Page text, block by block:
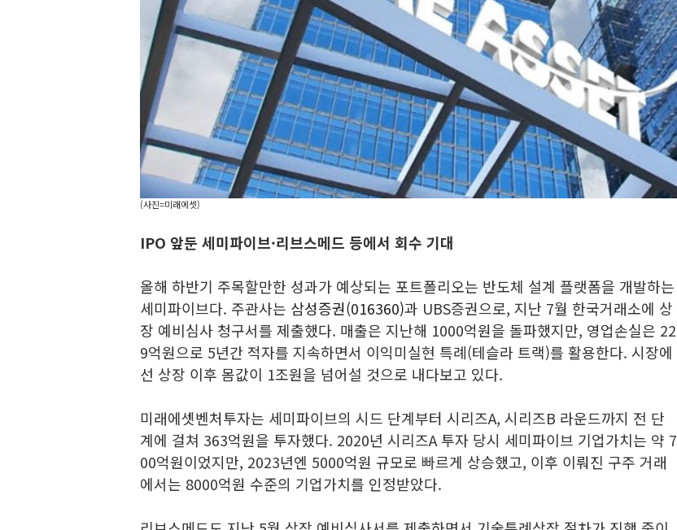
(사진=미래에셋)
IPO 앞둔 세미파이브·리브스메드 등에서 회수 기대
올해 하반기 주목할만한 성과가 예상되는 포트폴리오는 반도체 설계 플랫폼을 개발하는
세미파이브다. 주관사는 삼성증권(016360)과 UBS증권으로, 지난 7월 한국거래소에 상
장 예비심사 청구서를 제출했다. 매출은 지난해 1000억원을 돌파했지만, 영업손실은 22
9억원으로 5년간 적자를 지속하면서 이익미실현 특례(테슬라 트랙)를 활용한다. 시장에
선 상장 이후 몸값이 1조원을 넘어설 것으로 내다보고 있다.
미래에셋벤처투자는 세미파이브의 시드 단계부터 시리즈A, 시리즈B 라운드까지 전 단
계에 걸쳐 363억원을 투자했다. 2020년 시리즈A 투자 당시 세미파이브 기업가치는 약 7
00억원이었지만, 2023년엔 5000억원 규모로 빠르게 상승했고, 이후 이뤄진 구주 거래
에서는 8000억원 수준의 기업가치를 인정받았다.